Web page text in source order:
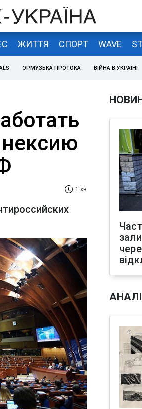
ЖИТТЯ СПОРТ WAVE
ОРМУЗЬКА ПРОТОКА ВІЙНА В УКРАЇНІ
1 хв